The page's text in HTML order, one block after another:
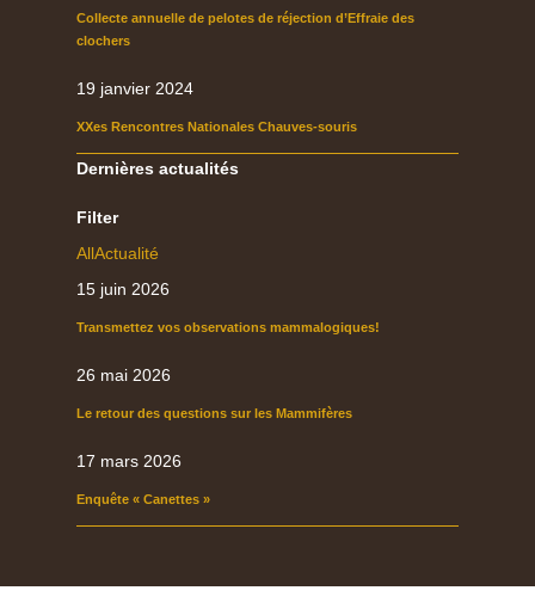
Collecte annuelle de pelotes de réjection d’Effraie des
clochers
19 janvier 2024
XXes Rencontres Nationales Chauves-souris
Dernières actualités
Filter
AllActualité
15 juin 2026
Transmettez vos observations mammalogiques!
26 mai 2026
Le retour des questions sur les Mammifères
17 mars 2026
Enquête « Canettes »